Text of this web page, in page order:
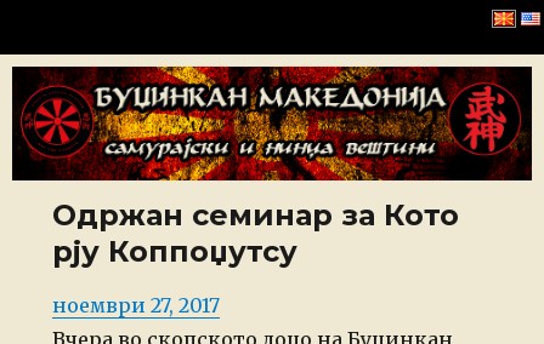
Буџинкан Македонија
Одржан семинар за Кото
рју Коппоџутсу
Posted
on
ноември 27, 2017